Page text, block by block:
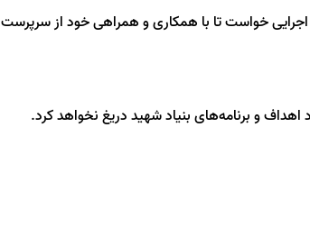
اجرایی خواست تا با همکاری و همراهی خود از سرپرست
و برنامه‌های بنیاد شهید دریغ نخواهد کرد.